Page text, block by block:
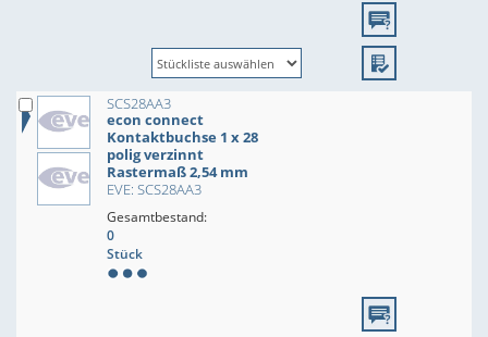
SCS28AA3
econ connect
Kontaktbuchse 1 x 28
polig verzinnt
Rastermaß 2,54 mm
EVE: SCS28AA3
Gesamtbestand:
0
Stück